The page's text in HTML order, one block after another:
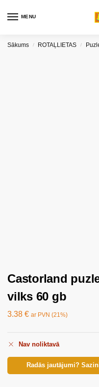
MENU
Sākums / ROTAĻLIETAS /
Castorland
vilks 60 gb
3.38 € ar PVN (21%)
Nav noliktavā
Radās jautājumi?